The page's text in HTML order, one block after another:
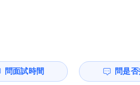
問面試時間 問是